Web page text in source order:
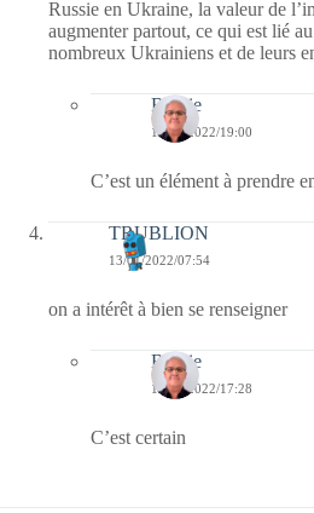
Russie en Ukraine, la valeur de
augmenter partout, ce qui est lié
nombreux Ukrainiens et de leurs
Bernie
14/12/2022/19:00
C’est un élément à prendre
TRUBLION
13/01/2022/07:54
on a intérêt à bien se renseigner
Bernie
13/01/2022/17:28
C’est certain